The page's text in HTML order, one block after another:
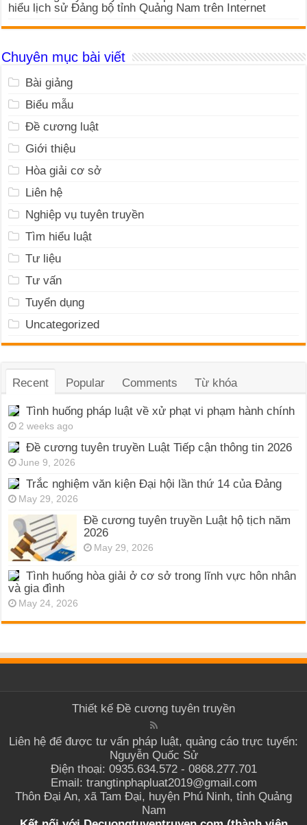
hiểu lịch sử Đảng bộ tỉnh Quảng Nam trên Internet
Chuyên mục bài viết
Bài giảng
Biểu mẫu
Đề cương luật
Giới thiệu
Hòa giải cơ sở
Liên hệ
Nghiệp vụ tuyên truyền
Tìm hiểu luật
Tư liệu
Tư vấn
Tuyển dụng
Uncategorized
Recent Popular Comments Từ khóa
Tình huống pháp luật về xử phạt vi phạm hành chính
2 weeks ago
Đề cương tuyên truyền Luật Tiếp cận thông tin 2026
June 9, 2026
Trắc nghiệm văn kiện Đại hội lần thứ 14 của Đảng
May 29, 2026
Đề cương tuyên truyền Luật hộ tịch năm
2026
May 29, 2026
Tình huống hòa giải ở cơ sở trong lĩnh vực hôn nhân
và gia đình
May 24, 2026
Thiết kế Đề cương tuyên truyền
Liên hệ để được tư vấn pháp luật, quảng cáo trực tuyến:
Nguyễn Quốc Sử
Điện thoại: 0935.634.572 - 0868.277.701
Email: trangtinphapluat2019@gmail.com
Thôn Đại An, xã Tam Đại, huyện Phú Ninh, tỉnh Quảng
Nam